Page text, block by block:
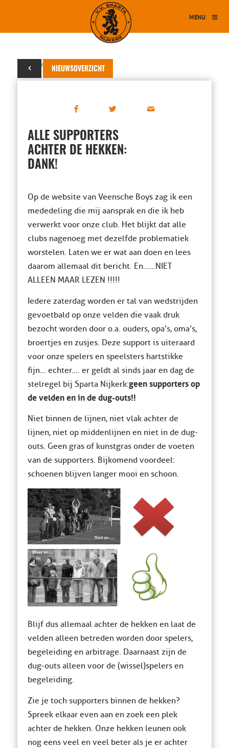
MENU
NIEUWSOVERZICHT
25 september 2015
ALLE SUPPORTERS
ACHTER DE HEKKEN:
DANK!
Op de website van Veensche Boys zag ik een
mededeling die mij aansprak en die ik heb
verwerkt voor onze club. Het blijkt dat alle
clubs nagenoeg met dezelfde problematiek
worstelen. Laten we er wat aan doen en lees
daarom allemaal dit bericht. En……NIET
ALLEEN MAAR LEZEN !!!!!
Iedere zaterdag worden er tal van wedstrijden
gevoetbald op onze velden die vaak druk
bezocht worden door o.a. ouders, opa’s, oma’s,
broertjes en zusjes. Deze support is uiteraard
voor onze spelers en speelsters hartstikke
fijn… echter…. er geldt al sinds jaar en dag de
stelregel bij Sparta Nijkerk:geen supporters op
de velden en in de dug-outs!!
Niet binnen de lijnen, niet vlak achter de
lijnen, niet op middenlijnen en niet in de dug-
outs. Geen gras of kunstgras onder de voeten
van de supporters. Bijkomend voordeel:
schoenen blijven langer mooi en schoon.
Blijf dus allemaal achter de hekken en laat de
velden alleen betreden worden door spelers,
begeleiding en arbitrage. Daarnaast zijn de
dug-outs alleen voor de (wissel)spelers en
begeleiding.
Zie je toch supporters binnen de hekken?
Spreek elkaar even aan en zoek een plek
achter de hekken. Onze hekken leunen ook
nog eens veel en veel beter als je er achter